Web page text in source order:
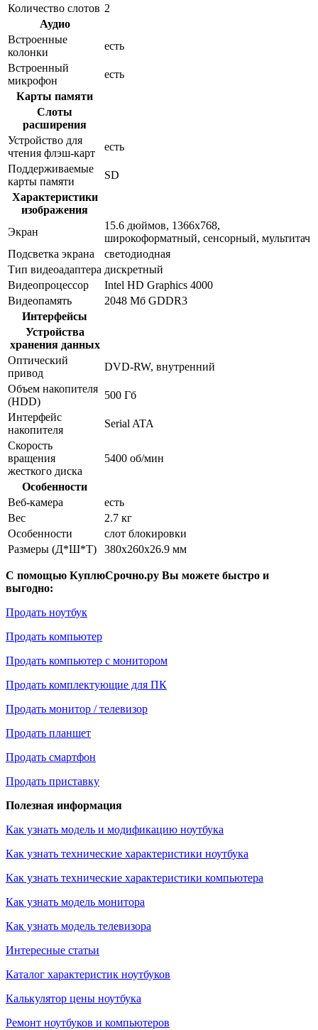
Количество слотов 2
Аудио
Встроенные
колонки
есть
Встроенный
микрофон
есть
Карты памяти
Слоты
расширения
Устройство для
чтения флэш-карт
есть
Поддерживаемые
карты памяти
SD
Характеристики
изображения
Экран
15.6 дюймов, 1366x768,
широкоформатный, сенсорный, мультитач
Подсветка экрана
светодиодная
Тип видеоадаптера дискретный
Видеопроцессор
Intel HD Graphics 4000
Видеопамять
2048 Мб GDDR3
Интерфейсы
Устройства
хранения данных
Оптический
привод
DVD-RW, внутренний
Объем накопителя
(HDD)
500 Гб
Интерфейс
накопителя
Serial ATA
Скорость
вращения
жесткого диска
5400 об/мин
Особенности
Веб-камера
есть
Вес
2.7 кг
Особенности
слот блокировки
Размеры (Д*Ш*Т)
380x260x26.9 мм
С помощью КуплюСрочно.ру Вы можете быстро и
выгодно:
Продать ноутбук
Продать компьютер
Продать компьютер с монитором
Продать комплектующие для ПК
Продать монитор / телевизор
Продать планшет
Продать смартфон
Продать приставку
Полезная информация
Как узнать модель и модификацию ноутбука
Как узнать технические характеристики ноутбука
Как узнать технические характеристики компьютера
Как узнать модель монитора
Как узнать модель телевизора
Интересные статьи
Каталог характеристик ноутбуков
Калькулятор цены ноутбука
Ремонт ноутбуков и компьютеров